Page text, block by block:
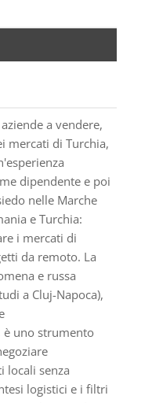
a vendere,
mercati di Turchia,
dipendente e poi
nelle Marche
e Turchia:
i mercati di
da remoto. La
e russa
a Cluj-Napoca),
uno strumento
locali senza
logistici e i filtri